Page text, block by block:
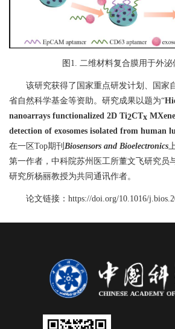
图 1. 二维材料复合膜用于外泌
该研究获得了国家重点研发计划、国家
省自然科学基金等资助。研究成果以题为“
nanoarrays functionalized 2D Ti2CTx
detection of exosomes isolated from human
在一区Top期刊 Biosensors and Bioelectronics
第一作者，中科院苏州医工所董文飞研究员
研究所杨丽教授为共同通讯作者。
论文链接： https://doi.org/10.1016/